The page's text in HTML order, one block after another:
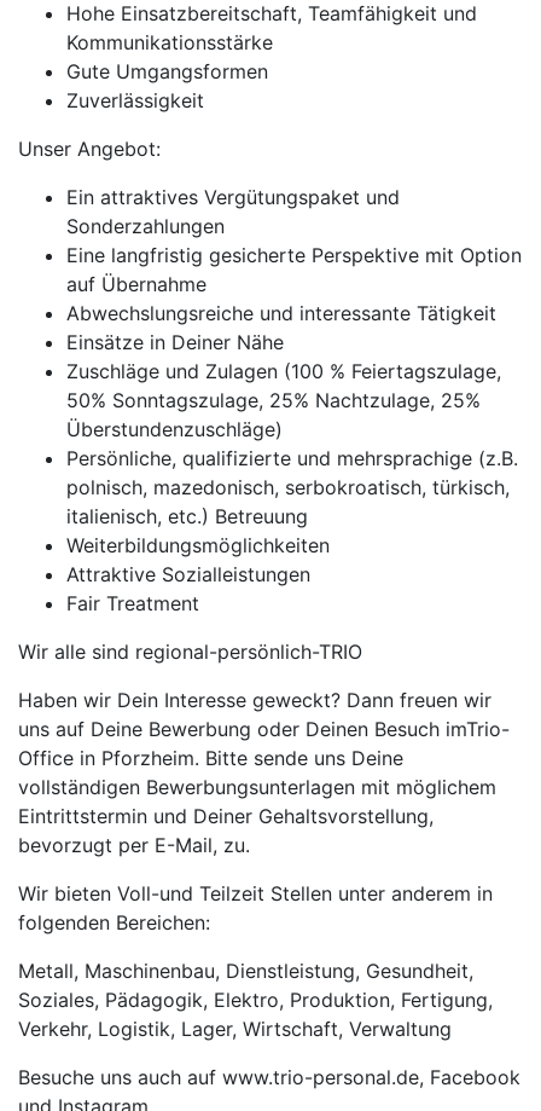
Hohe Einsatzbereitschaft, Teamfähigkeit und
Kommunikationsstärke
Gute Umgangsformen
Zuverlässigkeit
Unser Angebot:
Ein attraktives Vergütungspaket und
Sonderzahlungen
Eine langfristig gesicherte Perspektive mit Option
auf Übernahme
Abwechslungsreiche und interessante Tätigkeit
Einsätze in Deiner Nähe
Zuschläge und Zulagen (100 % Feiertagszulage,
50% Sonntagszulage, 25% Nachtzulage, 25%
Überstundenzuschläge)
Persönliche, qualifizierte und mehrsprachige (z.B.
polnisch, mazedonisch, serbokroatisch, türkisch,
italienisch, etc.) Betreuung
Weiterbildungsmöglichkeiten
Attraktive Sozialleistungen
Fair Treatment
Wir alle sind regional-persönlich-TRIO
Haben wir Dein Interesse geweckt? Dann freuen wir
uns auf Deine Bewerbung oder Deinen Besuch imTrio-
Office in Pforzheim. Bitte sende uns Deine
vollständigen Bewerbungsunterlagen mit möglichem
Eintrittstermin und Deiner Gehaltsvorstellung,
bevorzugt per E-Mail, zu.
Wir bieten Voll-und Teilzeit Stellen unter anderem in
folgenden Bereichen:
Metall, Maschinenbau, Dienstleistung, Gesundheit,
Soziales, Pädagogik, Elektro, Produktion, Fertigung,
Verkehr, Logistik, Lager, Wirtschaft, Verwaltung
Besuche uns auch auf www.trio-personal.de, Facebook
und Instagram